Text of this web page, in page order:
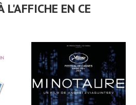
EN CE